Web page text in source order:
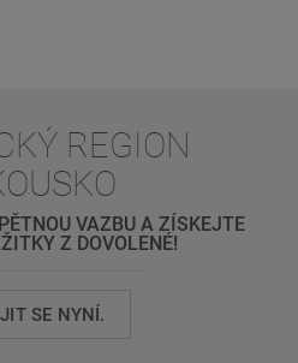
REGION
VAZBU A ZÍSKEJTE
Z DOVOLENÉ!
SE NYNÍ.